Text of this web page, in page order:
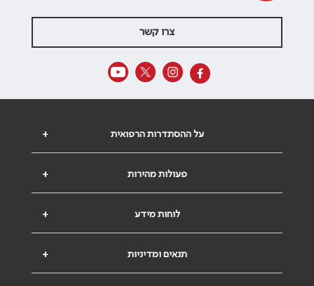
צרו קשר
+ על ההסתדרות הרפואית
+ פעולות מהירות
+ לוחות מידע
+ תנאים ומדיניות